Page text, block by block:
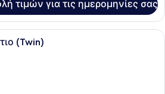
τιμών για τις ημερομηνίες σας
Ένα δωμάτιο ξενοδοχείου με δύο
(Twin)